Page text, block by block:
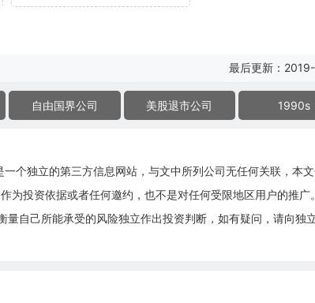
最后更新：
自由国界公司 美股退市公司 1990s
个独立的第三方信息网站，与文中所列公司无任何关联，本
为投资依据或者任何邀约，也不是对任何受限地区用户的推广
自己所能承受的风险独立作出投资判断，如有疑问，请向独